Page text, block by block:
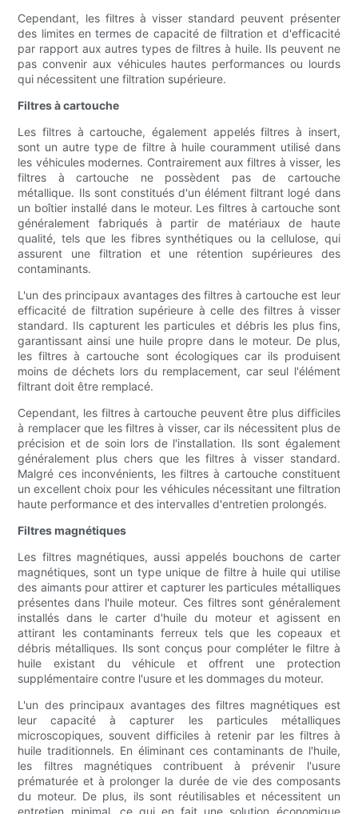
Cependant, les filtres à visser standard peuvent présenter
des limites en termes de capacité de filtration et d'efficacité
par rapport aux autres types de filtres à huile. Ils peuvent ne
pas convenir aux véhicules hautes performances ou lourds
qui nécessitent une filtration supérieure.
Filtres à cartouche
Les filtres à cartouche, également appelés filtres à insert,
sont un autre type de filtre à huile couramment utilisé dans
les véhicules modernes. Contrairement aux filtres à visser, les
filtres à cartouche ne possèdent pas de cartouche
métallique. Ils sont constitués d'un élément filtrant logé dans
un boîtier installé dans le moteur. Les filtres à cartouche sont
généralement fabriqués à partir de matériaux de haute
qualité, tels que les fibres synthétiques ou la cellulose, qui
assurent une filtration et une rétention supérieures des
contaminants.
L'un des principaux avantages des filtres à cartouche est leur
efficacité de filtration supérieure à celle des filtres à visser
standard. Ils capturent les particules et débris les plus fins,
garantissant ainsi une huile propre dans le moteur. De plus,
les filtres à cartouche sont écologiques car ils produisent
moins de déchets lors du remplacement, car seul l'élément
filtrant doit être remplacé.
Cependant, les filtres à cartouche peuvent être plus difficiles
à remplacer que les filtres à visser, car ils nécessitent plus de
précision et de soin lors de l'installation. Ils sont également
généralement plus chers que les filtres à visser standard.
Malgré ces inconvénients, les filtres à cartouche constituent
un excellent choix pour les véhicules nécessitant une filtration
haute performance et des intervalles d'entretien prolongés.
Filtres magnétiques
Les filtres magnétiques, aussi appelés bouchons de carter
magnétiques, sont un type unique de filtre à huile qui utilise
des aimants pour attirer et capturer les particules métalliques
présentes dans l'huile moteur. Ces filtres sont généralement
installés dans le carter d'huile du moteur et agissent en
attirant les contaminants ferreux tels que les copeaux et
débris métalliques. Ils sont conçus pour compléter le filtre à
huile existant du véhicule et offrent une protection
supplémentaire contre l'usure et les dommages du moteur.
L'un des principaux avantages des filtres magnétiques est
leur capacité à capturer les particules métalliques
microscopiques, souvent difficiles à retenir par les filtres à
huile traditionnels. En éliminant ces contaminants de l'huile,
les filtres magnétiques contribuent à prévenir l'usure
prématurée et à prolonger la durée de vie des composants
du moteur. De plus, ils sont réutilisables et nécessitent un